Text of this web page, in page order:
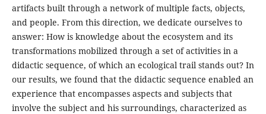
artifacts built through a network of multiple facts, objects,
and people. From this direction, we dedicate ourselves to
answer: How is knowledge about the ecosystem and its
transformations mobilized through a set of activities in a
didactic sequence, of which an ecological trail stands out? In
our results, we found that the didactic sequence enabled an
experience that encompasses aspects and subjects that
involve the subject and his surroundings, characterized as